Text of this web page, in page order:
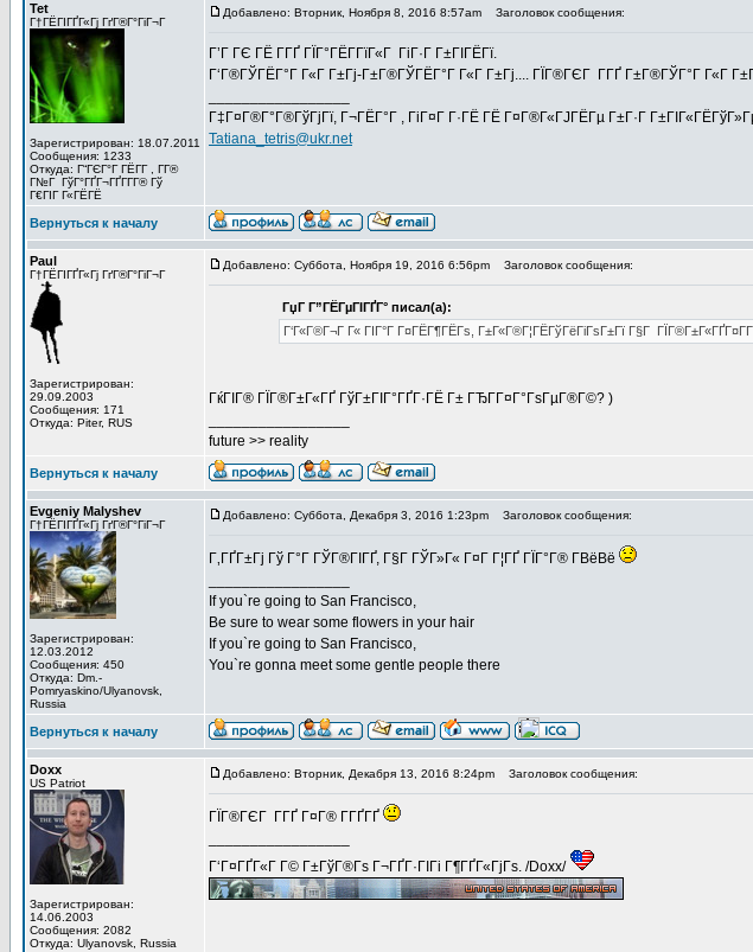
Tet
Г†ГЁГІГҐГ«Гј ГґГ®Г°ГіГ¬Г
Зарегистрирован: 18.07.2011
Сообщения: 1233
Откуда: Г“ГЄГ°Г ГЁГ­Г , Г­Г®
Г№Г ГўГ°ГҐГ¬ГҐГ­Г­Г® Гў
Г€ГІГ Г«ГЁГЁ
Добавлено: Вторник, Ноября 8, 2016 8:57am Заголовок сообщения:
Г’Г ГЄ ГЁ Г­ГҐ ГЇГ°ГЁГ­ГїГ«Г ГіГ·Г Г±ГІГЁГї.
Г‘Г®ГЎГЁГ°Г Г«Г Г±Гј-Г±Г®ГЎГЁГ°Г Г«Г Г±Гј.... ГЇГ®ГЄГ Г­ГҐ Г±Г®ГЎГ°Г Г«Г
Г‡Г¤Г®Г°Г®ГўГјГї, Г¬ГЁГ°Г , ГіГ¤Г Г·ГЁ ГЁ Г¤Г®Г«ГЈГЁГµ Г±Г·Г
Tatiana_tetris@ukr.net
Вернуться к началу
Paul
Г†ГЁГІГҐГ«Гј ГґГ®Г°ГіГ¬Г
Зарегистрирован:
29.09.2003
Сообщения: 171
Откуда: Piter, RUS
Добавлено: Суббота, Ноября 19, 2016 6:56pm Заголовок сообщения:
ГџГ­ Г”ГЁГµГІГҐГ° писал(а):
Г‘Г«Г®Г¬Г Г« ГІГ°Г Г¤ГЁГ¶ГЁГѕ, Г±Г«Г®Г¦ГЁГўГёГіГѕГ±Гї Г§Г
ГќГІГ® ГЇГ®Г±Г«ГҐ ГўГ±ГІГ°ГҐГ·ГЁ Г± ГЂГ­Г¤Г°ГѕГµГ®Г©? )
future >> reality
Вернуться к началу
Evgeniy Malyshev
Г†ГЁГІГҐГ«Гј ГґГ®Г°ГіГ¬Г
Зарегистрирован:
12.03.2012
Сообщения: 450
Откуда: Dm.-
Pomryaskino/Ulyanovsk,
Russia
Добавлено: Суббота, Декабря 3, 2016 1:23pm Заголовок сообщения:
Г‚ГҐГ±Гј Гў Г°Г ГЎГ®ГІГҐ, Г§Г ГЎГ»Г« Г¤Г Г¦ГҐ ГЇГ°Г® Г­ВёВё
If you`re going to San Francisco,
Be sure to wear some flowers in your hair
If you`re going to San Francisco,
You`re gonna meet some gentle people there
Вернуться к началу
Doxx
US Patriot
Зарегистрирован:
14.06.2003
Сообщения: 2082
Откуда: Ulyanovsk, Russia
Добавлено: Вторник, Декабря 13, 2016 8:24pm Заголовок сообщения:
ГЇГ®ГЄГ Г­ГҐ Г¤Г® Г­ГҐГҐ
Г‘Г¤ГҐГ«Г Г© Г±ГўГ®Гѕ Г¬ГҐГ·ГІГі Г¶ГҐГ«ГјГѕ. /Doxx/